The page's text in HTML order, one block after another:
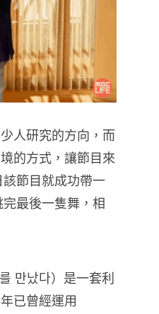
人研究的方向，而
的方式，讓節目來
節目就成功帶一
最後一隻舞，相
만났다）是一套利
已曾經運用